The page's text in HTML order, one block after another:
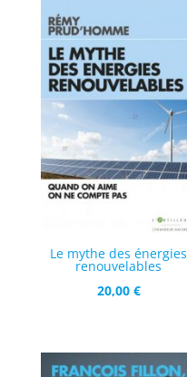
Le mythe des énergies
renouvelables
20,00 €